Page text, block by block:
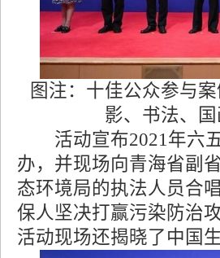
图注：十佳公众参与
影、书法、
活动宣布2021年六五
办，并现场向青海省副
态环境局的执法人员合
保人坚决打赢污染防治
活动现场还揭晓了中国